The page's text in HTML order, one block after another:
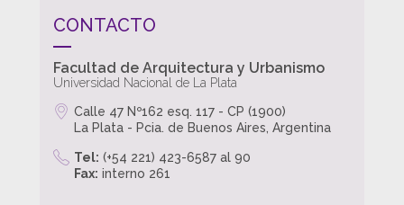
CONTACTO
Facultad de Arquitectura y Urbanismo
Universidad Nacional de La Plata
Calle 47 Nº162 esq. 117 - CP (1900)
La Plata - Pcia. de Buenos Aires, Argentina
Tel: (+54 221) 423-6587 al 90
Fax: interno 261